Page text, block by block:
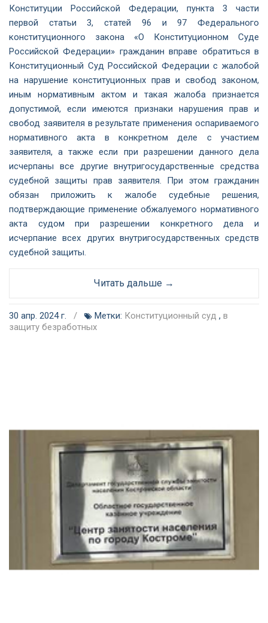
Конституции Российской Федерации, пункта 3 части
первой статьи 3, статей 96 и 97 Федерального
конституционного закона «О Конституционном Суде
Российской Федерации» гражданин вправе обратиться в
Конституционный Суд Российской Федерации с жалобой
на нарушение конституционных прав и свобод законом,
иным нормативным актом и такая жалоба признается
допустимой, если имеются признаки нарушения прав и
свобод заявителя в результате применения оспариваемого
нормативного акта в конкретном деле с участием
заявителя, а также если при разрешении данного дела
исчерпаны все другие внутригосударственные средства
судебной защиты прав заявителя. При этом гражданин
обязан приложить к жалобе судебные решения,
подтверждающие применение обжалуемого нормативного
акта судом при разрешении конкретного дела и
исчерпание всех других внутригосударственных средств
судебной защиты.
Читать дальше →
30 апр. 2024 г. / Метки: Конституционный суд , в
защиту безработных